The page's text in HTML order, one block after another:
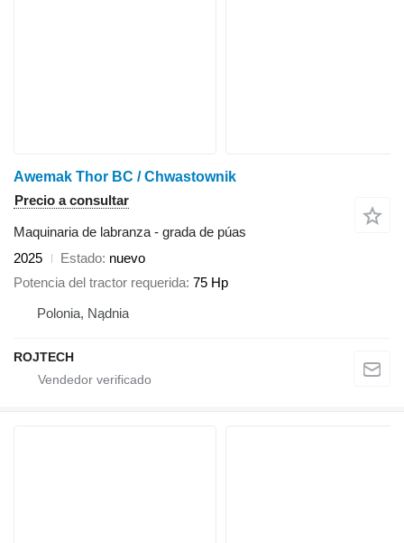
Awemak Thor BC / Chwastownik
Precio a consultar
Maquinaria de labranza - grada de púas
2025
Estado nuevo
Potencia del tractor requerida 75 Hp
Polonia, Nądnia
ROJTECH